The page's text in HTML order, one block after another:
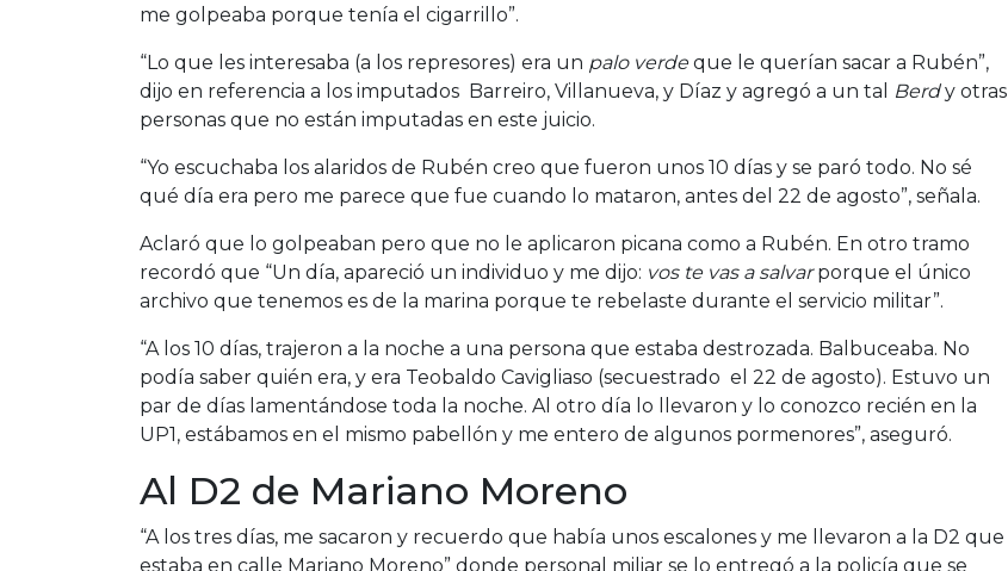
me golpeaba porque tenía el cigarrillo”.
“Lo que les interesaba (a los represores) era un palo verdeque le querían sacar a Rubén”,
dijo en referencia a los imputados Barreiro, Villanueva, y Díaz y agregó a un tal
Berdy otras
personas que no están imputadas en este juicio.
“Yo escuchaba los alaridos de Rubén creo que fueron unos 10 días y se paró todo. No sé
qué día era pero me parece que fue cuando lo mataron, antes del 22 de agosto”, señala.
Aclaró que lo golpeaban pero que no le aplicaron picana como a Rubén. En otro tramo
recordó que “Un día, apareció un individuo y me dijo: vos te vas a salvarporque el único
archivo que tenemos es de la marina porque te rebelaste durante el servicio militar”.
“A los 10 días, trajeron a la noche a una persona que estaba destrozada. Balbuceaba. No
podía saber quién era, y era Teobaldo Cavigliaso (secuestrado el 22 de agosto). Estuvo un
par de días lamentándose toda la noche. Al otro día lo llevaron y lo conozco recién en la
UP1, estábamos en el mismo pabellón y me entero de algunos pormenores”, aseguró.
Al D2 de Mariano Moreno
“A los tres días, me sacaron y recuerdo que había unos escalones y me llevaron a la D2 que
estaba en calle Mariano Moreno” donde personal miliar se lo entregó a la policía que se